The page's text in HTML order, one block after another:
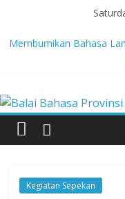
content
Membumikan Bahasa
Revitalisasi Bahasa
Lebih dari 5,5 Juta Buku
Literasi Anak Indonesia
Tingkatkan Kolaborasi
Babak Final Festival
Balai
Bahasa
Provinsi
Kegiatan Sepekan